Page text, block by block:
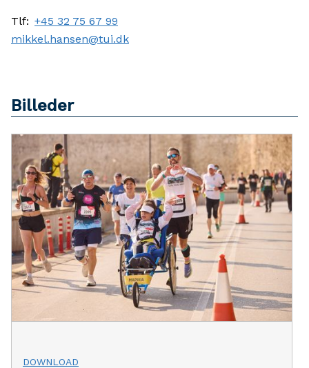
Tlf: +45 32 75 67 99
mikkel.hansen@tui.dk
Billeder
DOWNLOAD